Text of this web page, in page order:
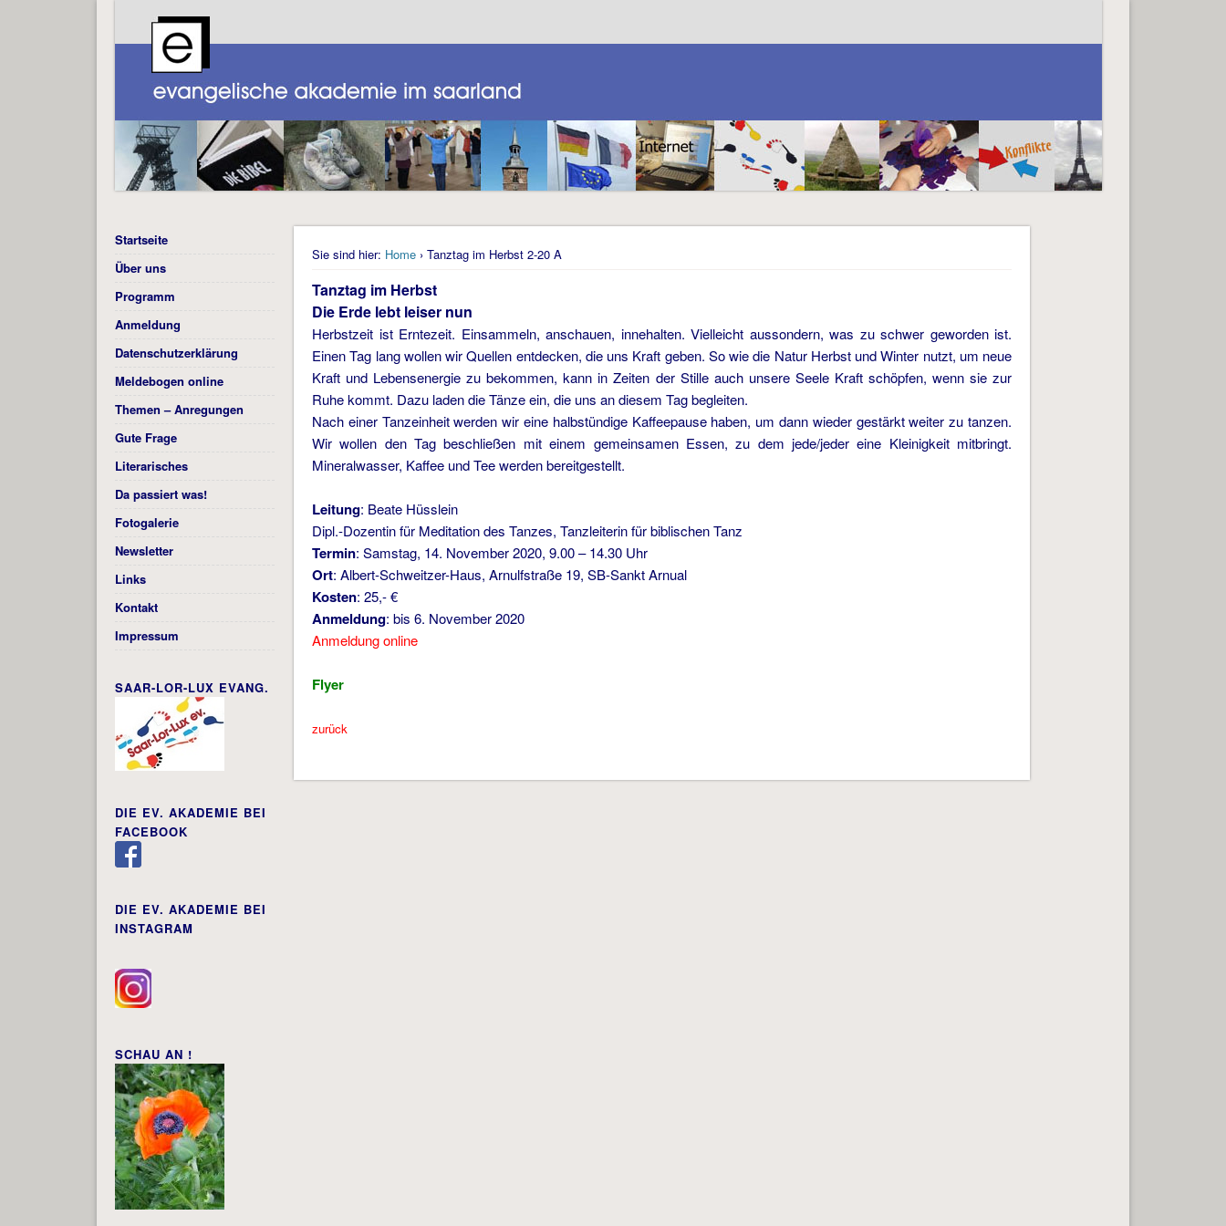
Sie sind hier: Home › Tanztag im Herbst 2-20 A
Tanztag im Herbst
Die Erde lebt leiser nun
Herbstzeit ist Erntezeit. Einsammeln, anschauen, innehalten. Vielleicht aussondern, was zu schwer geworden ist.
Einen Tag lang wollen wir Quellen entdecken, die uns Kraft geben. So wie die Natur Herbst und Winter nutzt, um neue
Kraft und Lebensenergie zu bekommen, kann in Zeiten der Stille auch unsere Seele Kraft schöpfen, wenn sie zur
Ruhe kommt. Dazu laden die Tänze ein, die uns an diesem Tag begleiten.
Nach einer Tanzeinheit werden wir eine halbstündige Kaffeepause haben, um dann wieder gestärkt weiter zu tanzen.
Wir wollen den Tag beschließen mit einem gemeinsamen Essen, zu dem jede/jeder eine Kleinigkeit mitbringt.
Mineralwasser, Kaffee und Tee werden bereitgestellt.
Leitung: Beate Hüsslein
Dipl.-Dozentin für Meditation des Tanzes, Tanzleiterin für biblischen Tanz
Termin: Samstag, 14. November 2020, 9.00 – 14.30 Uhr
Ort: Albert-Schweitzer-Haus, Arnulfstraße 19, SB-Sankt Arnual
Kosten: 25,- €
Anmeldung: bis 6. November 2020
Anmeldung online
Flyer
zurück
Startseite
Über uns
Programm
Anmeldung
Datenschutzerklärung
Meldebogen online
Themen – Anregungen
Gute Frage
Literarisches
Da passiert was!
Fotogalerie
Newsletter
Links
Kontakt
Impressum
SAAR-LOR-LUX EVANG.
DIE EV. AKADEMIE BEI
FACEBOOK
DIE EV. AKADEMIE BEI
INSTAGRAM
SCHAU AN !